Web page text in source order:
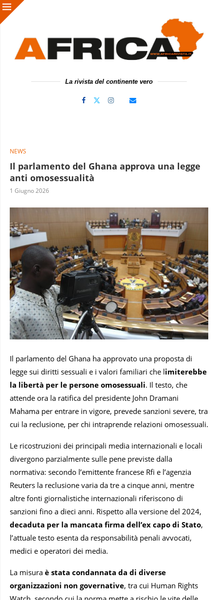
La rivista del continente vero
NEWS
Il parlamento del Ghana approva una legge
anti omosessualità
1 Giugno 2026
Il parlamento del Ghana ha approvato una proposta di
legge sui diritti sessuali e i valori familiari che limiterebbe
la libertà per le persone omosessuali. Il testo, che
attende ora la ratifica del presidente John Dramani
Mahama per entrare in vigore, prevede sanzioni severe, tra
cui la reclusione, per chi intraprende relazioni omosessuali.
Le ricostruzioni dei principali media internazionali e locali
divergono parzialmente sulle pene previste dalla
normativa: secondo l’emittente francese Rfi e l’agenzia
Reuters la reclusione varia da tre a cinque anni, mentre
altre fonti giornalistiche internazionali riferiscono di
sanzioni fino a dieci anni. Rispetto alla versione del 2024,
decaduta per la mancata firma dell’ex capo di Stato,
l’attuale testo esenta da responsabilità penali avvocati,
medici e operatori dei media.
La misura è stata condannata da di diverse
organizzazioni non governative, tra cui Human Rights